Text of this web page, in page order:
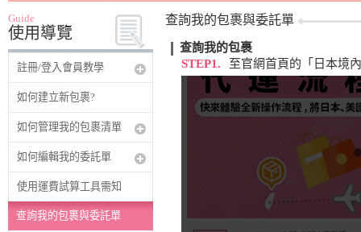
Guide
使用導覽
註冊/登入會員教學
如何建立新包裹?
如何管理我的包裹清單
如何編輯我的委託單
使用運費試算工具需知
查詢我的包裹與委託單
查詢我的包裹與委託單
查詢我的包裹
STEP1.
至官網首頁的「日本境